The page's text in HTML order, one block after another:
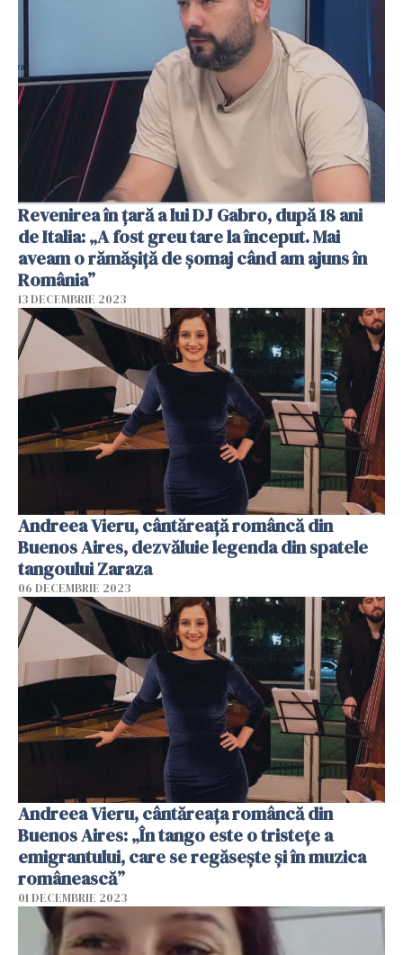
Revenirea în țară a lui DJ Gabro, după 18 ani
de Italia: „A fost greu tare la început. Mai
aveam o rămășiță de șomaj când am ajuns în
România”
13 DECEMBRIE 2023
Andreea Vieru, cântăreață româncă din
Buenos Aires, dezvăluie legenda din spatele
tangoului Zaraza
06 DECEMBRIE 2023
Andreea Vieru, cântăreața româncă din
Buenos Aires: „În tango este o tristețe a
emigrantului, care se regăsește și în muzica
românească”
01 DECEMBRIE 2023